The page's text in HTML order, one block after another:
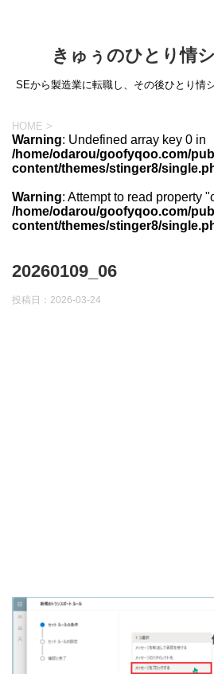
きゅぅのひとり情
SEから製造業に転職し、その後ひとり情
HOME >
Warning: Undefined array key 0 in
/home/odarou/goofyqoo.com/
content/themes/stinger8/
Warning: Attempt to read property
/home/odarou/goofyqoo.com/
content/themes/stinger8/
20260109_06
投稿日： 2026-03-24